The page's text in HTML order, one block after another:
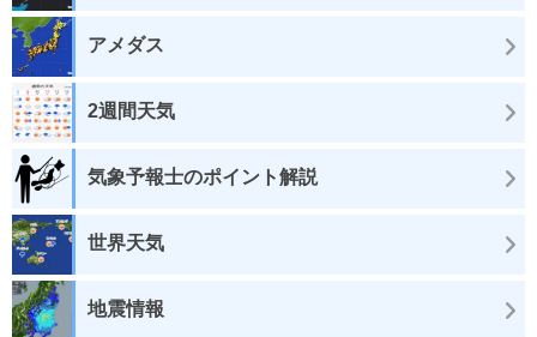
アメダス
2週間天気
気象予報士のポイント解説
世界天気
地震情報